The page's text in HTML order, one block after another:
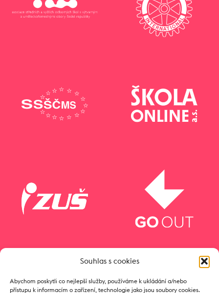
Souhlas s cookies
Abychom poskytli co nejlepší služby, používáme k ukládání a/nebo
přístupu k informacím o zařízení, technologie jako jsou soubory cookies.